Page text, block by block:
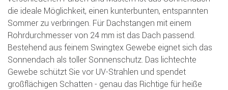
die ideale Möglichkeit, einen kunterbunten, entspannten
Sommer zu verbringen. Für Dachstangen mit einem
Rohrdurchmesser von 24 mm ist das Dach passend.
Bestehend aus feinem Swingtex Gewebe eignet sich das
Sonnendach als toller Sonnenschutz. Das lichtechte
Gewebe schützt Sie vor UV-Strahlen und spendet
großflächigen Schatten - genau das Richtige für heiße